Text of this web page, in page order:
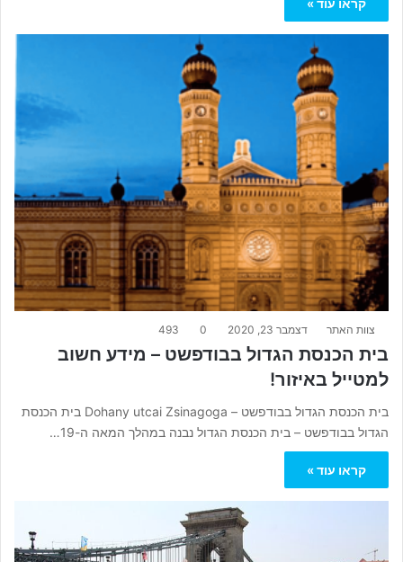
קראו עוד »
צוות האתר דצמבר 23, 2020 0
493
בית הכנסת הגדול בבודפשט – מידע חשוב
למטייל באיזור!
בית הכנסת הגדול בבודפשט – Dohany utcai Zsinagoga בית הכנסת
הגדול בבודפשט – בית הכנסת הגדול נבנה במהלך המאה ה-19…
קראו עוד »